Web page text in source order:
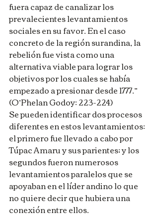
fuera capaz de canalizar los
prevalecientes levantamientos
sociales en su favor. En el caso
concreto de la región surandina, la
rebelión fue vista como una
alternativa viable para lograr los
objetivos por los cuales se había
empezado a presionar desde 1777.”
(O’Phelan Godoy: 223-224)
Se pueden identificar dos procesos
diferentes en estos levantamientos:
el primero fue llevado a cabo por
Túpac Amaru y sus parientes; y los
segundos fueron numerosos
levantamientos paralelos que se
apoyaban en el líder andino lo que
no quiere decir que hubiera una
conexión entre ellos.